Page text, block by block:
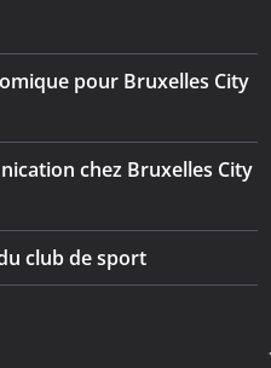
pour Bruxelles City
chez Bruxelles City
club de sport